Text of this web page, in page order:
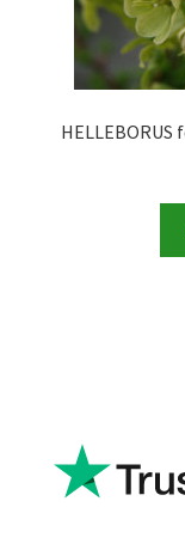
HELLEBORUS